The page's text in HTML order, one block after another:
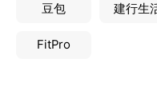
豆包 建行生
FitPro